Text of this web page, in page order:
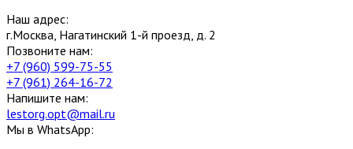
Наш адрес:
г.Москва, Нагатинский 1-й проезд, д. 2
Позвоните нам:
+7 (960) 599-75-55
+7 (961) 264-16-72
Напишите нам:
lestorg.opt@mail.ru
Мы в WhatsApp: